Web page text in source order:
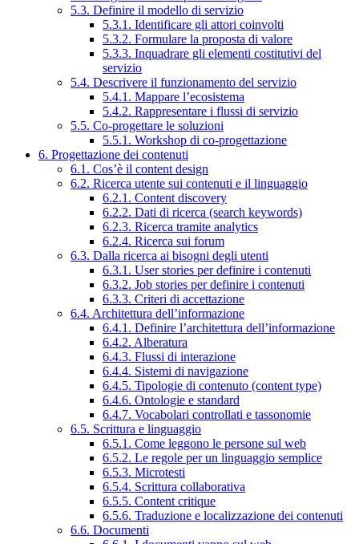
5.3. Definire il modello di servizio
5.3.1. Identificare gli attori coinvolti
5.3.2. Formulare la proposta di valore
5.3.3. Inquadrare gli elementi costitutivi del
servizio
5.4. Descrivere il funzionamento del servizio
5.4.1. Mappare l’ecosistema
5.4.2. Rappresentare i flussi di servizio
5.5. Co-progettare le soluzioni
5.5.1. Workshop di co-progettazione
6. Progettazione dei contenuti
6.1. Cos’è il content design
6.2. Ricerca utente sui contenuti e il linguaggio
6.2.1. Content discovery
6.2.2. Dati di ricerca (search keywords)
6.2.3. Ricerca tramite analytics
6.2.4. Ricerca sui forum
6.3. Dalla ricerca ai bisogni degli utenti
6.3.1. User stories per definire i contenuti
6.3.2. Job stories per definire i contenuti
6.3.3. Criteri di accettazione
6.4. Architettura dell’informazione
6.4.1. Definire l’architettura dell’informazione
6.4.2. Alberatura
6.4.3. Flussi di interazione
6.4.4. Sistemi di navigazione
6.4.5. Tipologie di contenuto (content type)
6.4.6. Ontologie e standard
6.4.7. Vocabolari controllati e tassonomie
6.5. Scrittura e linguaggio
6.5.1. Come leggono le persone sul web
6.5.2. Le regole per un linguaggio semplice
6.5.3. Microtesti
6.5.4. Scrittura collaborativa
6.5.5. Content critique
6.5.6. Traduzione e localizzazione dei contenuti
6.6. Documenti